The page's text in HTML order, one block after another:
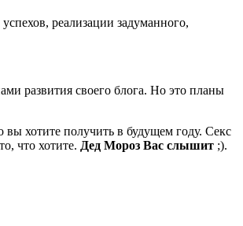
реализации задуманного,
развития своего блога. Но это планы
вы хотите получить в будущем году. Секс
что хотите. Дед Мороз Вас слышит ;).